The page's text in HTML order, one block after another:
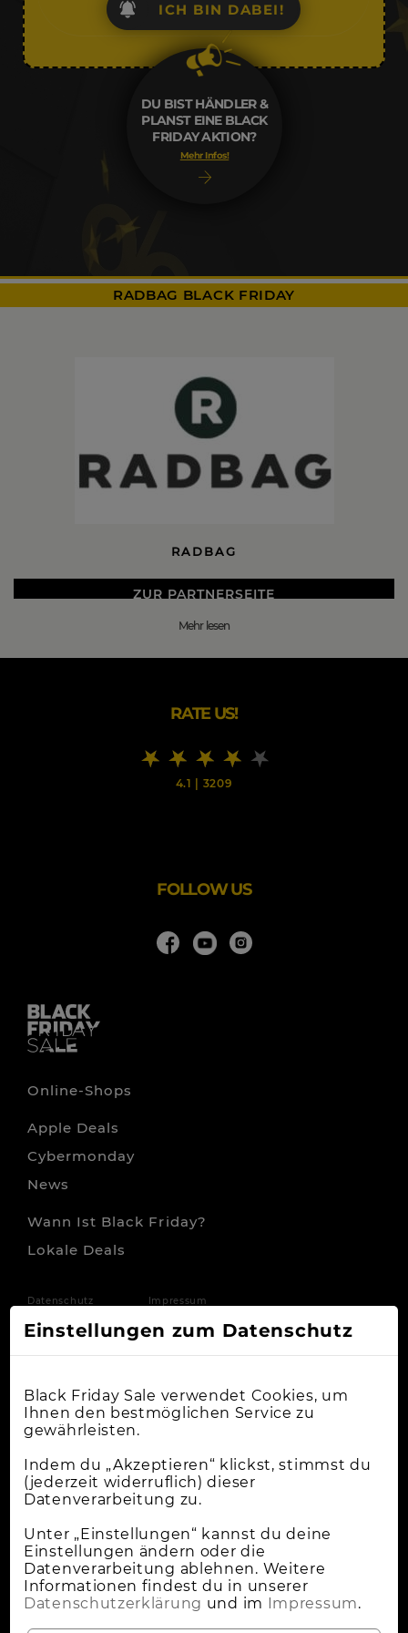
DU BIST HÄNDLER &
PLANST EINE BLACK
FRIDAY AKTION?
Mehr Infos!
ICH BIN DABEI!
RADBAG BLACK FRIDAY
RADBAG
ZUR PARTNERSEITE
coolsten Dinge aus den Bereichen
unbedingt braucht, aber trotzdem einfach haben muss.
können: Pfiffige Gadgets, ungewöhnliche Design-
Mehr lesen
RATE US!
4.1 | 3209
FOLLOW US
Online-Shops
Apple Deals
Cybermonday
News
Wann Ist Black Friday?
Lokale Deals
Datenschutz Impressum
Einstellungen zum Datenschutz
Black Friday Sale verwendet Cookies, um
Ihnen den bestmöglichen Service zu
gewährleisten.
Indem du „Akzeptieren“ klickst, stimmst du
(jederzeit widerruflich) dieser
Datenverarbeitung zu.
Unter „Einstellungen“ kannst du deine
Einstellungen ändern oder die
Datenverarbeitung ablehnen. Weitere
Informationen findest du in unserer
Datenschutzerklärung und im Impressum.